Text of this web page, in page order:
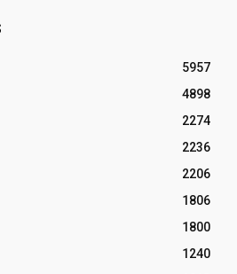
5957
4898
2274
2236
2206
1806
1800
1240